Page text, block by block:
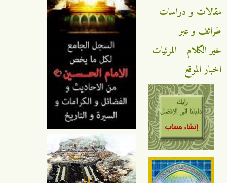
و دراسات
و عبر
الكلام
المرئيات
الموقع